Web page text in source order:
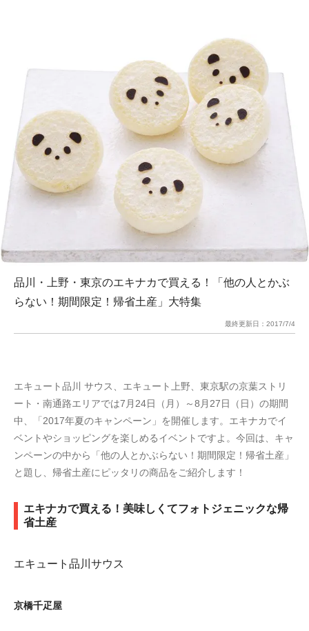
品川・上野・東京のエキナカで買える！「他の人とかぶ
らない！期間限定！帰省土産」大特集
最終更新日： 2017/7/4
エキュート品川 サウス、エキュート上野、東京駅の京葉ストリ
ート・南通路エリアでは7月24日（月）～8月27日（日）の期間
中、「2017年夏のキャンペーン」を開催します。エキナカでイ
ベントやショッピングを楽しめるイベントですよ。今回は、キャ
ンペーンの中から「他の人とかぶらない！期間限定！帰省土産」
と題し、帰省土産にピッタリの商品をご紹介します！
エキナカで買える！美味しくてフォトジェニックな帰
省土産
エキュート品川サウス
京橋千疋屋